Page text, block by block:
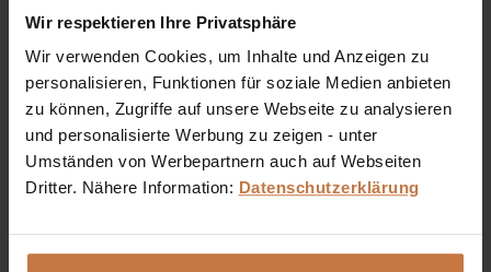
Wir respektieren Ihre Privatsphäre
Wir verwenden Cookies, um Inhalte und Anzeigen zu
personalisieren, Funktionen für soziale Medien anbieten
zu können, Zugriffe auf unsere Webseite zu analysieren
und personalisierte Werbung zu zeigen - unter
Umständen von Werbepartnern auch auf Webseiten
Dritter. Nähere Information: Datenschutzerklärung
Produktberatung oder wollen nur wissen, wie man das
kosmetische Produkt richtig anwendet?
Ich stehe Ihnen gerne persönlich zur Verfügung:
+43 (0)699 17 310 310